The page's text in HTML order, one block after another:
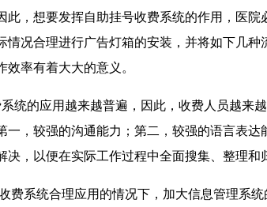
，想要发挥自助挂号收费系统的作用，医
况合理进行广告灯箱的安装，并将如下几
率有着大大的意义。
统的应用越来越普遍，因此，收费人员越来
，较强的沟通能力；第二，较强的语言表
，以便在实际工作过程中全面搜集、整理
系统合理应用的情况下，加大信息管理系